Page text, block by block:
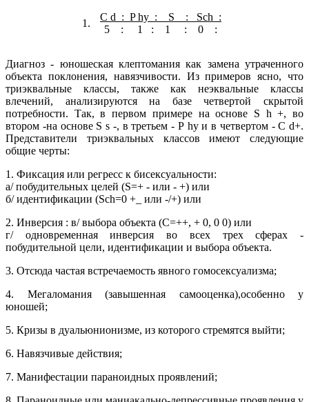
1.
C d : P hy : S : Sch :
5 : 1 : 1 : 0 :
Диагноз - юношеская клептомания как замена утраченного
объекта поклонения, навязчивости. Из примеров ясно, что
триэквальные классы, также как неэквальные классы
влечений, анализируются на базе четвертой скрытой
потребности. Так, в первом примере на основе S h +, во
втором -на основе S s -, в третьем - Р hy и в четвертом - С d+.
Представители триэквальных классов имеют следующие
общие черты:
1. Фиксация или регресс к бисексуальности:
а/ побудительных целей (S=+ - или - +) или
б/ идентификации (Sch=0 +_ или -/+) или
2. Инверсия : в/ выбора объекта (С=++, + 0, 0 0) или
г/ одновременная инверсия во всех трех сферах -
побудительной цели, идентификации и выбора объекта.
3. Отсюда частая встречаемость явного гомосексуализма;
4. Мегаломания (завышенная самооценка),особенно у
юношей;
5. Кризы в дуальюнионизме, из которого стремятся выйти;
6. Навязчивые действия;
7. Манифестации параноидных проявлений;